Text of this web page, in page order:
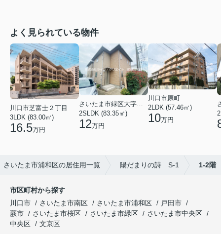
よく見られている物件
川口市芝富士２丁目
3LDK (83.00㎡)
16.5万円
さいたま市緑区大字三室
2SLDK (83.35㎡)
12万円
川口市原町
2LDK (57.46㎡)
10万円
さいたま市浦和区の居住用一覧 陽だまりの詩 S-1 1-2階
市区町村から探す
川口市
さいたま市南区 さいたま市浦和区
戸田市
蕨市
さいたま市桜区 さいたま市緑区
さいたま市中央区
中央区
文京区